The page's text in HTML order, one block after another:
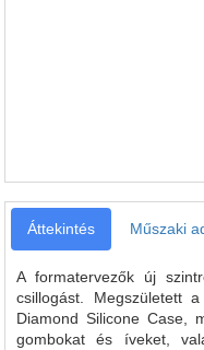
Áttekintés Műszaki
A formatervezők új
csillogást. Megszületett
Diamond Silicone Case,
gombokat és íveket,